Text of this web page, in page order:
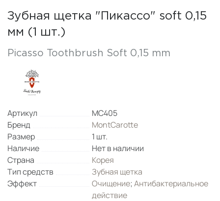
Зубная щетка "Пикассо" soft 0,15
мм (1 шт.)
Picasso Toothbrush Soft 0,15 mm
Артикул
МС405
Бренд
MontCarotte
Размер
1 шт.
Наличие
Нет в наличии
Страна
Корея
Тип средств
Зубная щетка
Эффект
Очищение;Антибактериальное
действие